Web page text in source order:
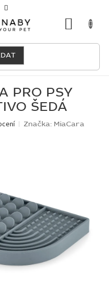
PRO PSY
ŠEDÁ
Značka: MiaCara